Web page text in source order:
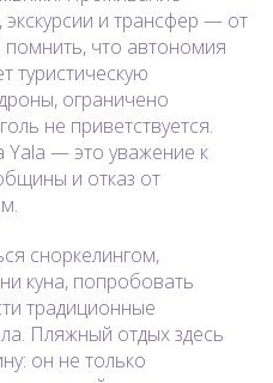
и трансфер — от
что автономия
туристическую
ограничено
не приветствуется.
Yala — это уважение к
и отказ от
сноркелингом,
куна, попробовать
традиционные
Пляжный отдых здесь
он не только